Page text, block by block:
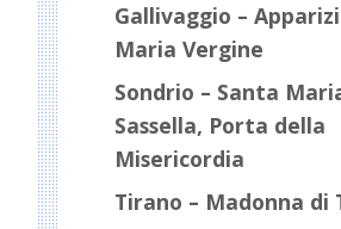
Gallivaggio –
Maria Vergine
Sondrio – Santa
Sassella, Porta della
Misericordia
Tirano – Madonna di